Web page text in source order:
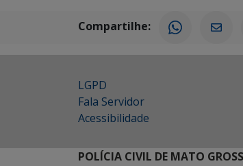
Compartilhe:
LGPD
Fala Servidor
Acessibilidade
POLÍCIA CIVIL DE MATO